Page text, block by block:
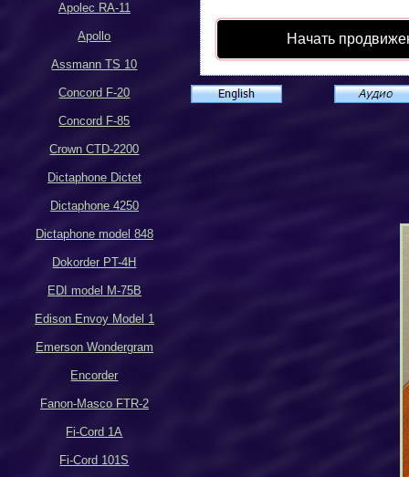
Apolec RA-11
Apollo
Assmann TS 10
Concord F-20
Concord F-85
Crown CTD-2200
Dictaphone Dictet
Dictaphone 4250
Dictaphone model 848
Dokorder PT-4H
EDI model M-75B
Edison Envoy Model 1
Emerson Wondergram
Encorder
Fanon-Masco FTR-2
Fi-Cord 1A
Fi-Cord 101S
Начать